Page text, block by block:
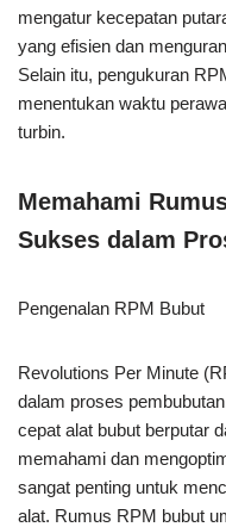
mengatur kecepatan
yang efisien dan
Selain itu, pengukuran
menentukan waktu
turbin.
Memahami
Sukses dalam
Pengenalan RPM Bubut
Revolutions Per Minute
dalam proses
cepat alat bubut berputar
memahami dan
sangat penting untuk
alat. Rumus RPM bubut